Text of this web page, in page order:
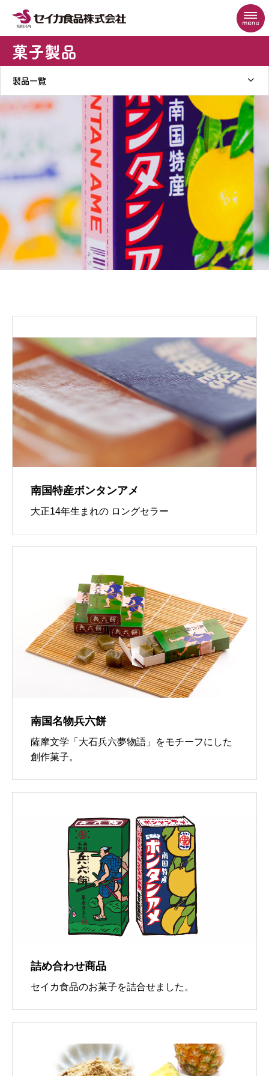
菓子製品
製品一覧
南国特産ボンタンアメ
大正14年生まれの ロングセラー
南国名物兵六餅
薩摩文学「大石兵六夢物語」をモチーフにした
創作菓子。
詰め合わせ商品
セイカ食品のお菓子を詰合せました。